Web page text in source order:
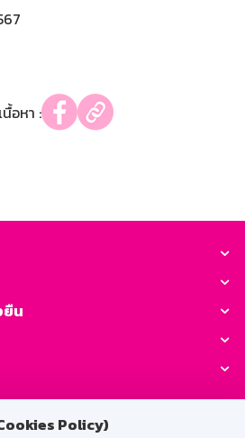
Policy)
นื้อหา :
ยืน
GSB Society: